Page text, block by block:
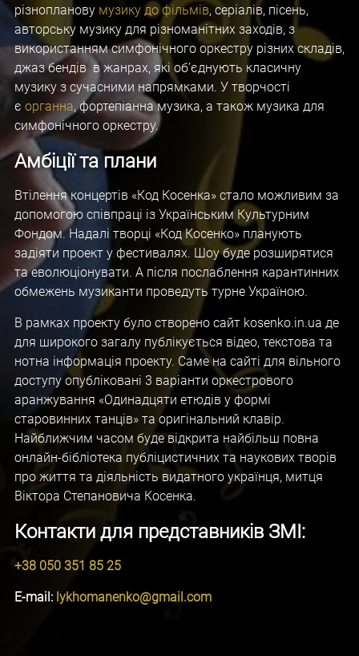
різнопланову музику до фільмів, серіалів, пісень,
авторську музику для різноманітних заходів, з
використанням симфонічного оркестру різних складів,
джаз бендів в жанрах, які об’єднують класичну
музику з сучасними напрямками. У творчості
є органна, фортепіанна музика, а також музика для
симфонічного оркестру.
Амбіції та плани
Втілення концертів «Код Косенка» стало можливим за
допомогою співпраці із Українським Культурним
Фондом. Надалі творці «Код Косенко» планують
задіяти проект у фестивалях. Шоу буде розширятися
та еволюціонувати. А після послаблення карантинних
обмежень музиканти проведуть турне Україною.
В рамках проекту було створено сайт kosenko.in.ua де
для широкого загалу публікується відео, текстова та
нотна інформація проекту. Саме на сайті для вільного
доступу опубліковані 3 варіанти оркестрового
аранжування «Одинадцяти етюдів у формі
старовинних танців» та оригінальний клавір.
Найближчим часом буде відкрита найбільш повна
онлайн-бібліотека публіцистичних та наукових творів
про життя та діяльність видатного українця, митця
Віктора Степановича Косенка.
Контакти для представників ЗМІ:
+38 050 351 85 25
E-mail: lykhomanenko@gmail .com